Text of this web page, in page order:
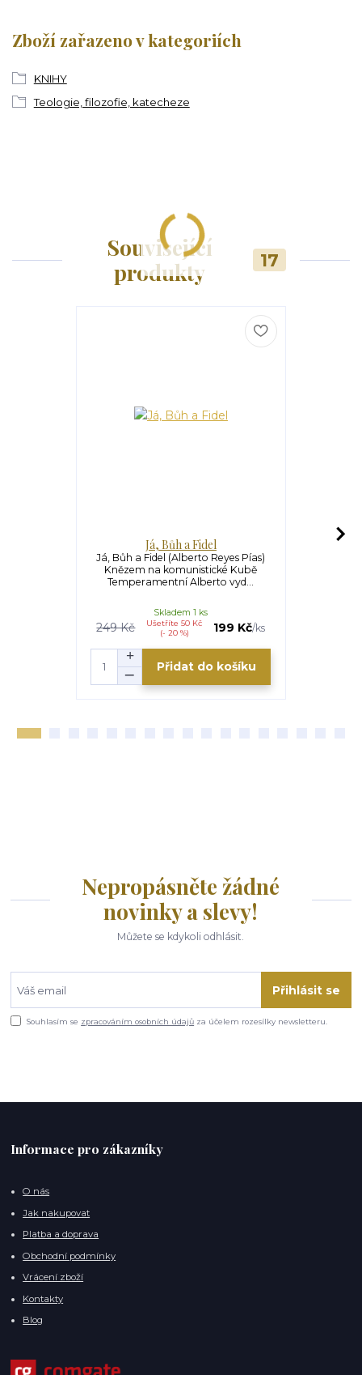
Zboží zařazeno v kategoriích
KNIHY
Teologie, filozofie, katecheze
Související
produkty
17
Já, Bůh a Fidel
Já, Bůh a Fidel (Alberto Reyes Pías)
Knězem na komunistické Kubě
Temperamentní Alberto vyd...
249 Kč
Ušetříte 50 Kč
(- 20 %)
199 Kč/ks
Skladem 1 ks
Přidat do košíku
Jak
Nepropásněte žádné
novinky a slevy!
Můžete se kdykoli odhlásit.
Přihlásit se
Souhlasím se zpracováním osobních údajů za účelem rozesílky newsletteru.
Informace pro zákazníky
O nás
Jak nakupovat
Platba a doprava
Obchodní podmínky
Vrácení zboží
Kontakty
Blog